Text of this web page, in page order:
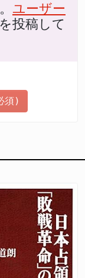
ユーザー
投稿して
須)